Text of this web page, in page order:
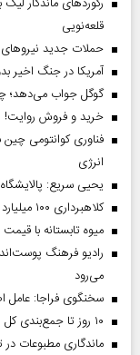
قلعه‌نویی
حملات جدید نیروهای
آمریکا در جنگ اخیر
گوگل جواب می‌دهد؛
خرید و فروش روایت!
فناوری کوانتومی چین
انرژی
یحیی سریع:
کلاهبرداری ۱۰۰ میلیارد ریالی با وعده فروش لوازم خانگی نصف قیمت!
میوه تابستانه با قیمت
می‌رود
سخنگوی فراجا: عامل
۱۰ روز تا جمع‌بندی کل نمرات امتحانات نهایی
ماندگاری مطبوعات